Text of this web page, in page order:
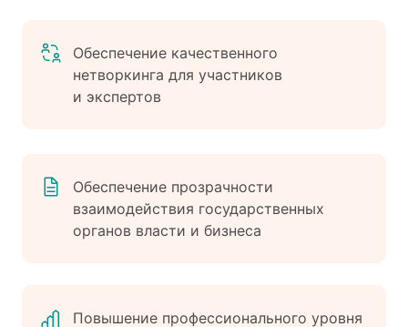
Обеспечение качественного
нетворкинга для участников
и экспертов
Обеспечение прозрачности
взаимодействия государственных
органов власти и бизнеса
Повышение профессионального уровня